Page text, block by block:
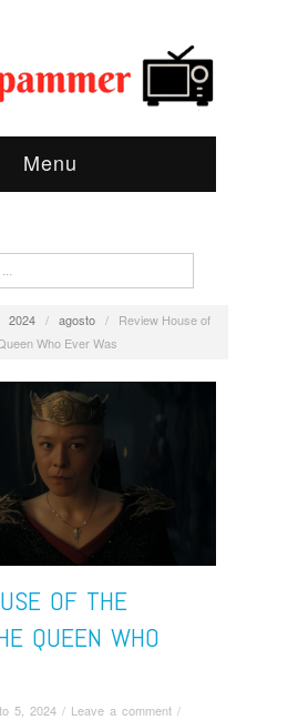
Menu
2024 / agosto /
Review House of
Who Ever Was
OF THE
QUEEN WHO
5, 2024 / Leave a comment /